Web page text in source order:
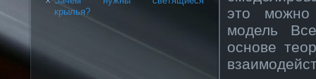
крылья?
это можно
модель
основе